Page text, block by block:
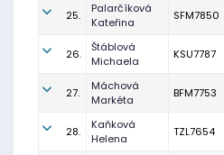
25.
Palarčíková
Kateřina
SFM7850
26.
Štáblová
Michaela
KSU7787
27.
Máchová
Markéta
BFM7753
28.
Kaňková
Helena
TZL7654